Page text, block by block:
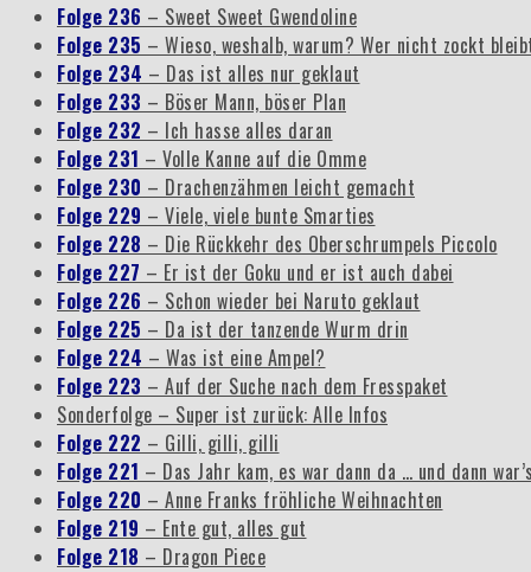
Folge 236 – Sweet Sweet Gwendoline
Folge 235 – Wieso, weshalb, warum? Wer nicht zockt
Folge 234 – Das ist alles nur geklaut
Folge 233 – Böser Mann, böser Plan
Folge 232 – Ich hasse alles daran
Folge 231 – Volle Kanne auf die Omme
Folge 230 – Drachenzähmen leicht gemacht
Folge 229 – Viele, viele bunte Smarties
Folge 228 – Die Rückkehr des Oberschrumpels Piccolo
Folge 227 – Er ist der Goku und er ist auch dabei
Folge 226 – Schon wieder bei Naruto geklaut
Folge 225 – Da ist der tanzende Wurm drin
Folge 224 – Was ist eine Ampel?
Folge 223 – Auf der Suche nach dem Fresspaket
Sonderfolge – Super ist zurück: Alle Infos
Folge 222 – Gilli, gilli, gilli
Folge 221 – Das Jahr kam, es war dann da … und dann
Folge 220 – Anne Franks fröhliche Weihnachten
Folge 219 – Ente gut, alles gut
Folge 218 – Dragon Piece